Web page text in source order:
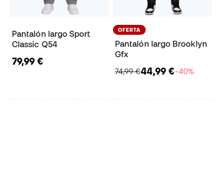
Pantalón largo Sport
Classic Q54
79,99 €
OFERTA
Pantalón largo Brooklyn
Gfx
74,99 €44,99 €−40%